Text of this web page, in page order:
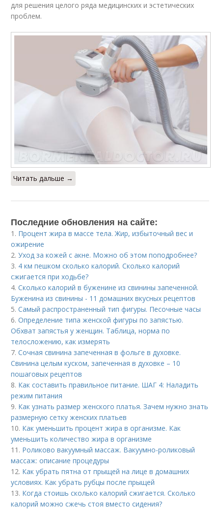
для решения целого ряда медицинских и эстетических
проблем.
Читать дальше →
Последние обновления на сайте:
1. Процент жира в массе тела. Жир, избыточный вес и
ожирение
2.Уход за кожей с акне. Можно об этом поподробнее?
3. 4 км пешком сколько калорий. Сколько калорий
сжигается при ходьбе?
4.Сколько калорий в буженине из свинины запеченной.
Буженина из свинины - 11 домашних вкусных рецептов
5.Самый распространенный тип фигуры. Песочные часы
6.Определение типа женской фигуры по запястью.
Обхват запястья у женщин. Таблица, норма по
телосложению, как измерять
7.Сочная свинина запеченная в фольге в духовке.
Свинина целым куском, запеченная в духовке – 10
пошаговых рецептов
8. Как составить правильное питание. ШАГ 4: Наладить
режим питания
9. Как узнать размер женского платья. Зачем нужно знать
размерную сетку женских платьев
10. Как уменьшить процент жира в организме. Как
уменьшить количество жира в организме
11. Роликово вакуумный массаж. Вакуумно-роликовый
массаж: описание процедуры
12. Как убрать пятна от прыщей на лице в домашних
условиях. Как убрать рубцы после прыщей
13. Когда стоишь сколько калорий сжигается. Сколько
калорий можно сжечь стоя вместо сидения?